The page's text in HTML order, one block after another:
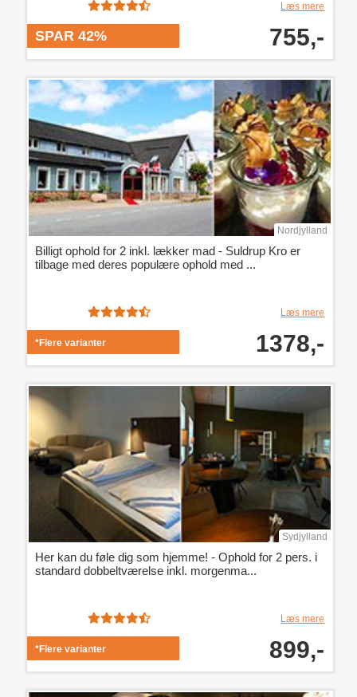
Læs mere
SPAR 42% 755,-
Nordjylland
Billigt ophold for 2 inkl. lækker mad - Suldrup Kro er
tilbage med deres populære ophold med ...
Læs mere
*Flere varianter 1378,-
Sydjylland
Her kan du føle dig som hjemme! - Ophold for 2 pers. i
standard dobbeltværelse inkl. morgenma...
Læs mere
*Flere varianter 899,-